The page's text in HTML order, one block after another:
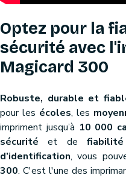
Optez pour la
sécurité avec
Magicard 300
Robuste, durable et
pour les écoles, les
impriment jusqu’à 10 000
sécurité et de fiabilité
d’identification, vous
300. C'est l'une des